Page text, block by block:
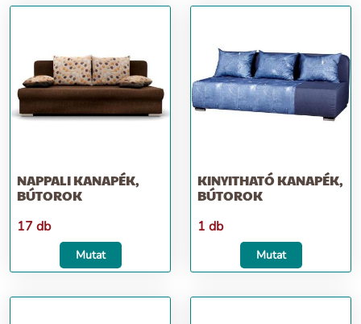
NAPPALI KANAPÉK,
BÚTOROK
17 db
Mutat
KINYITHATÓ KANAPÉK,
BÚTOROK
1 db
Mutat